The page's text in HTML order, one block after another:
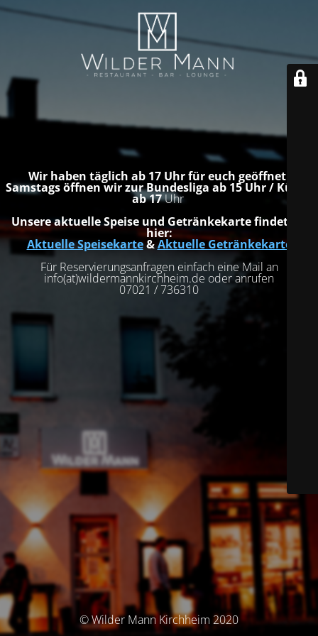
Wir haben täglich ab 17 Uhr für euch geöffnet.
Samstags öffnen wir zur Bundesliga ab 15 Uhr / Küche
ab 17Uhr
Unsere aktuelle Speise und Getränkekarte findet ihr
hier:
Aktuelle Speisekarte&Aktuelle Getränkekarte
Für Reservierungsanfragen einfach eine Mail an
info(at)wildermannkirchheim.de oder anrufen
07021 / 736310
© Wilder Mann Kirchheim 2020